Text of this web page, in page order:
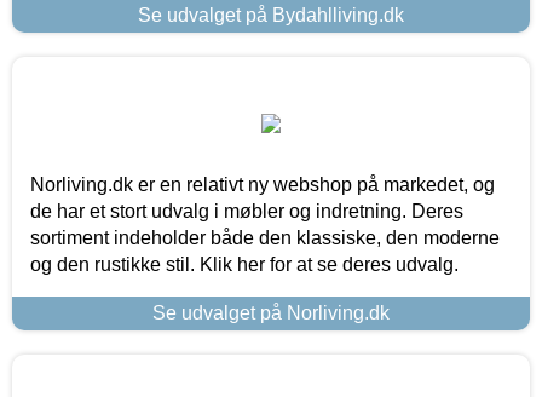
Se udvalget på Bydahlliving.dk
Norliving.dk er en relativt ny webshop på markedet, og
de har et stort udvalg i møbler og indretning. Deres
sortiment indeholder både den klassiske, den moderne
og den rustikke stil. Klik her for at se deres udvalg.
Se udvalget på Norliving.dk